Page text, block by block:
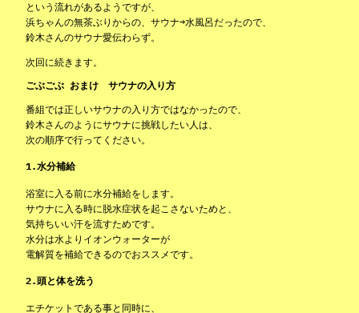
という流れがあるようですが、
浜ちゃんの無茶ぶりからの、サウナ→水風呂だったので、
鈴木さんのサウナ愛伝わらず。
次回に続きます。
ごぶごぶ おまけ サウナの入り方
番組では正しいサウナの入り方ではなかったので、
鈴木さんのようにサウナに挑戦したい人は、
次の順序で行ってください。
1.水分補給
浴室に入る前に水分補給をします。
サウナに入る時に脱水症状を起こさないためと、
気持ちいい汗を流すためです。
水分は水よりイオンウォーターが
電解質を補給できるのでおススメです。
2.頭と体を洗う
エチケットである事と同時に、